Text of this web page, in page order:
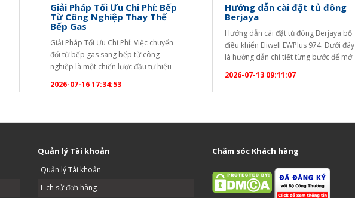
Giải Pháp Tối Ưu Chi Phí: Bếp
Từ Công Nghiệp Thay Thế
Bếp Gas
Giải Pháp Tối Ưu Chi Phí: Việc chuyển
đổi từ bếp gas sang bếp từ công
nghiệp là một chiến lược đầu tư hiệu
dài cho các doanh nghiệp dịch vụ ăn
2026-07-16 17:34:53
Hướng dẫn cài đặt tủ đông
Berjaya
Hướng dẫn cài đặt tủ đông Berjaya bộ
điều khiển Eliwell EWPlus 974. Dưới đây
là hướng dẫn chi tiết từng bước để mở
điểm): [caption id="attachment_6983"
align="aligncenter" width="1020"]
2026-07-13 09:11:07
Quản lý Tài khoản
Quản lý Tài khoản
Lịch sử đơn hàng
Chăm sóc Khách hàng